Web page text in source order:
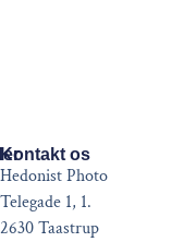
Kontakt os
Hedonist Photo
Telegade 1, 1.
2630 Taastrup